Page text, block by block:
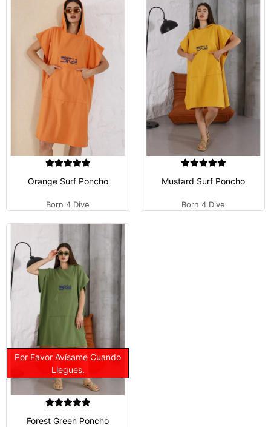
Orange Surf Poncho
Born 4 Dive
Mustard Surf Poncho
Born 4 Dive
Por Favor Avísame Cuando
Llegues.
Forest Green Poncho